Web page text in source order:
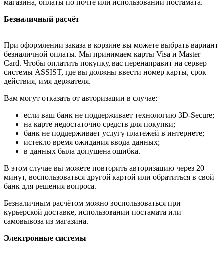
магазина, оплаты по почте или использовании постамата.
Безналичный расчёт
При оформлении заказа в корзине вы можете выбрать вариант
безналичной оплаты. Мы принимаем карты Visa и Master
Card. Чтобы оплатить покупку, вас перенаправит на сервер
системы ASSIST, где вы должны ввести номер карты, срок
действия, имя держателя.
Вам могут отказать от авторизации в случае:
если ваш банк не поддерживает технологию 3D-Secure;
на карте недостаточно средств для покупки;
банк не поддерживает услугу платежей в интернете;
истекло время ожидания ввода данных;
в данных была допущена ошибка.
В этом случае вы можете повторить авторизацию через 20
минут, воспользоваться другой картой или обратиться в свой
банк для решения вопроса.
Безналичным расчётом можно воспользоваться при
курьерской доставке, использовании постамата или
самовывоза из магазина.
Электронные системы